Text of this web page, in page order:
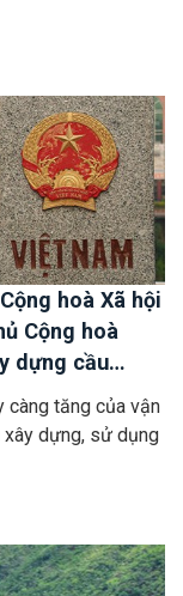
hoà Xã hội
Cộng hoà
dựng cầu
giới Lào Cai
càng tăng của vận
xây dựng, sử dụng